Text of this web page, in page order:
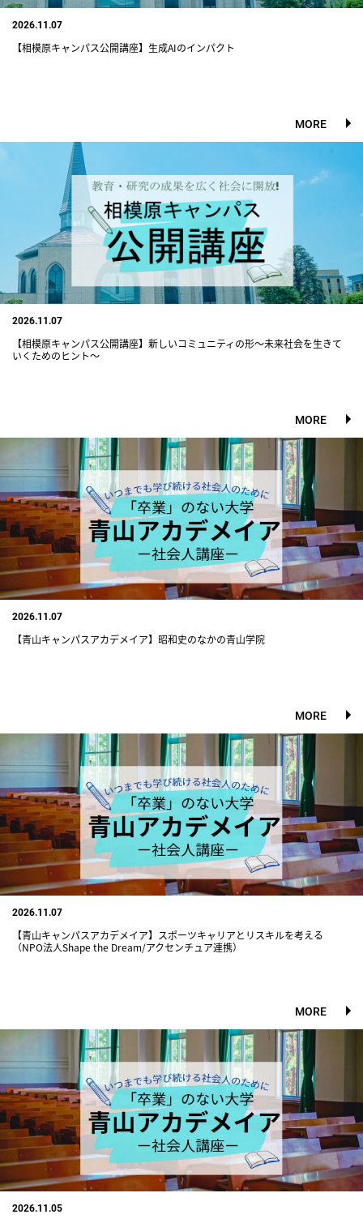
2026.11.07
【相模原キャンパス公開講座】生成AIのインパクト
MORE
2026.11.07
【相模原キャンパス公開講座】新しいコミュニティの形〜未来社会を生きて
いくためのヒント〜
MORE
2026.11.07
【青山キャンパスアカデメイア】昭和史のなかの青山学院
MORE
2026.11.07
【青山キャンパスアカデメイア】スポーツキャリアとリスキルを考える
（NPO法人Shape the Dream/アクセンチュア連携）
MORE
2026.11.05